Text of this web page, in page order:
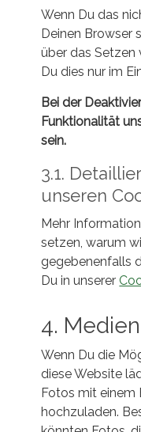
Wenn Du das
Deinen Browser
über das Setzen
Du dies nur im
Bei der
Funktionalität
sein.
3.1.
unseren
Mehr
setzen, warum
gegebenenfalls
Du in unserer
4. Medien
Wenn Du die
diese Website
Fotos mit einem
hochzuladen.